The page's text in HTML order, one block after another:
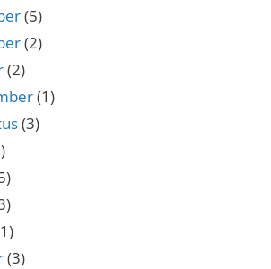
(5)
(2)
(2)
(1)
(3)
(3)